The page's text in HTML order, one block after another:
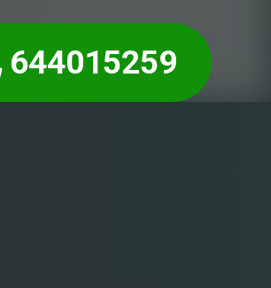
644015259